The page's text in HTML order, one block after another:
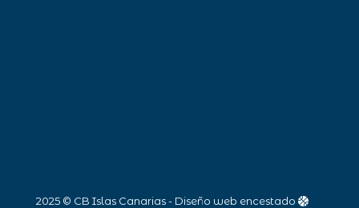
2025 © CB Islas Canarias - Diseño web encestado